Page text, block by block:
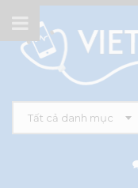
Tất cả danh mục